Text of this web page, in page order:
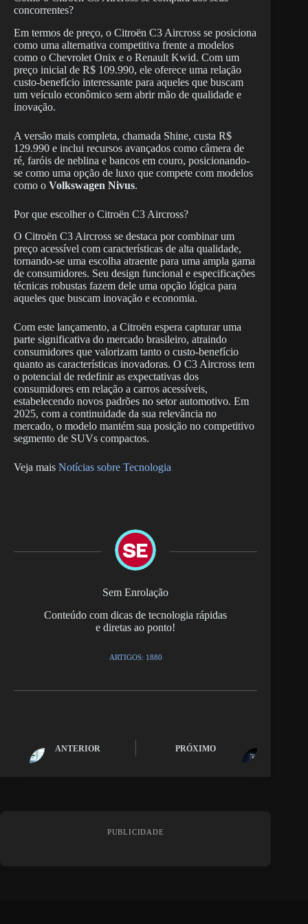
concorrentes?
Em termos de preço, o Citroën C3 Aircross se posiciona
como uma alternativa competitiva frente a modelos
como o Chevrolet Onix e o Renault Kwid. Com um
preço inicial de R$ 109.990, ele oferece uma relação
custo-benefício interessante para aqueles que buscam
um veículo econômico sem abrir mão de qualidade e
inovação.
A versão mais completa, chamada Shine, custa R$
129.990 e inclui recursos avançados como câmera de
ré, faróis de neblina e bancos em couro, posicionando-
se como uma opção de luxo que compete com modelos
como o Volkswagen Nivus.
Por que escolher o Citroën C3 Aircross?
O Citroën C3 Aircross se destaca por combinar um
preço acessível com características de alta qualidade,
tornando-se uma escolha atraente para uma ampla gama
de consumidores. Seu design funcional e especificações
técnicas robustas fazem dele uma opção lógica para
aqueles que buscam inovação e economia.
Com este lançamento, a Citroën espera capturar uma
parte significativa do mercado brasileiro, atraindo
consumidores que valorizam tanto o custo-benefício
quanto as características inovadoras. O C3 Aircross tem
o potencial de redefinir as expectativas dos
consumidores em relação a carros acessíveis,
estabelecendo novos padrões no setor automotivo. Em
2025, com a continuidade da sua relevância no
mercado, o modelo mantém sua posição no competitivo
segmento de SUVs compactos.
Veja mais Notícias sobre Tecnologia
Sem Enrolação
Conteúdo com dicas de tecnologia rápidas
e diretas ao ponto!
ARTIGOS: 1880
ANTERIOR PRÓXIMO
PUBLICIDADE